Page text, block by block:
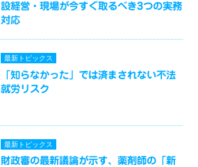
設経営・現場が今すぐ取るべき3つの実務
対応
最新トピックス
「知らなかった」では済まされない不法
就労リスク
最新トピックス
財政審の最新議論が示す、薬剤師の「新